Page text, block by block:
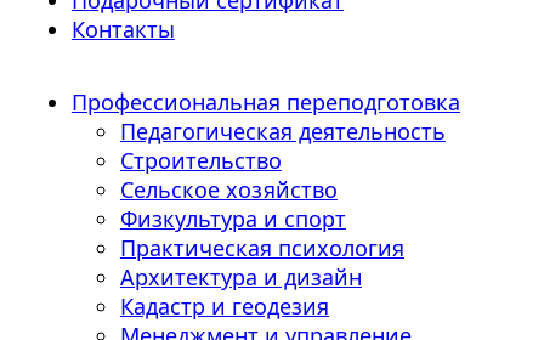
Контакты
Профессиональная переподготовка
Педагогическая деятельность
Строительство
Сельское хозяйство
Физкультура и спорт
Практическая психология
Архитектура и дизайн
Кадастр и геодезия